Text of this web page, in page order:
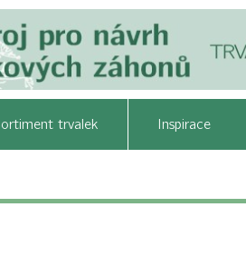
trvalek Inspirace